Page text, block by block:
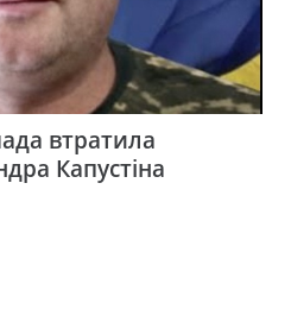
втратила
Капустіна